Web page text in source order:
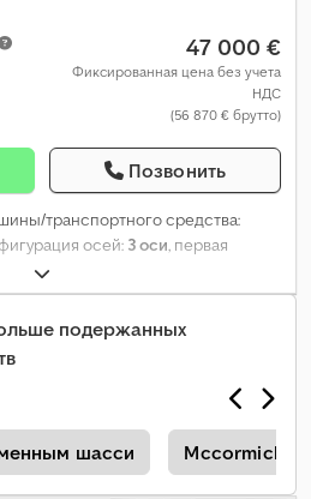
47 000 €
Фиксированная цена без учета
НДС
(56 870 € брутто)
Позвонить
транспортного средства:
осей: 3 оси, первая
длина:
мм, подвеска:воздух, размер
подержанных
шасси Mccormick D